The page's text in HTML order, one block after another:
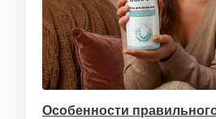
Особенности